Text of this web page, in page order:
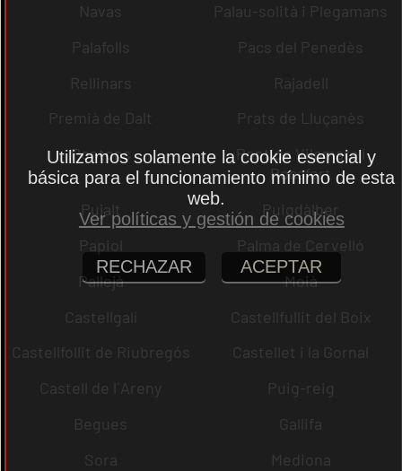
Navas
Palau-solità i Plegamans
Palafolls
Pacs del Penedès
Rellinars
Rajadell
Premià de Dalt
Prats de Lluçanès
Pontons
Pont de Vilomara i
Rocafort
Pujalt
Puigdàlber
Papiol
Palma de Cervelló
Pallejà
Moià
Castellgalí
Castellfullit del Boix
Castellfollit de Riubregós
Castellet i la Gornal
Castell de l´Areny
Puig-reig
Begues
Gallifa
Sora
Mediona
Utilizamos solamente la cookie esencial y
básica para el funcionamiento mínimo de esta
web.
Ver políticas y gestión de cookies
RECHAZAR ACEPTAR